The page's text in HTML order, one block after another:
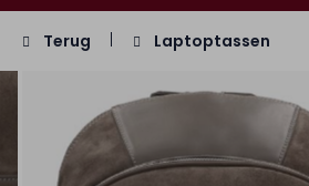
Terug Laptoptassen